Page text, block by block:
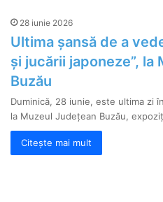
28 iunie 2026
Ultima șansă de a
și jucării japoneze”, la
Buzău
Duminică, 28 iunie, este ultima zi
la Muzeul Județean Buzău,
Citește mai mult